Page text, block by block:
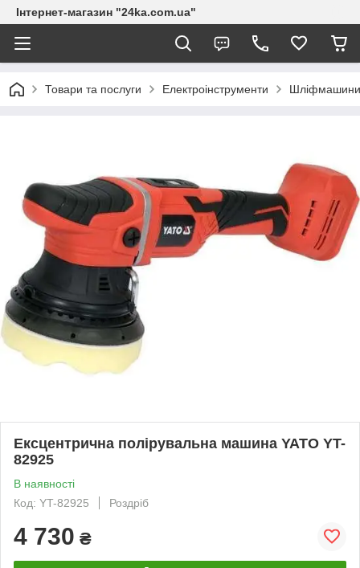
Інтернет-магазин "24ka.com.ua"
Товари та послуги Електроінструменти Шліфмашини
Ексцентрична полірувальна машина YATO YT-
82925
В наявності
Код: YT-82925
Роздріб
4 730 ₴